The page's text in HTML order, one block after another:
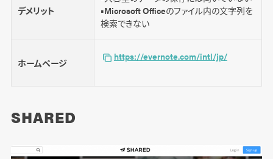
デメリット
■Microsoft Officeのファイル内の文字列を
検索できない
ホームページ
https://evernote.com/intl/jp/
SHARED